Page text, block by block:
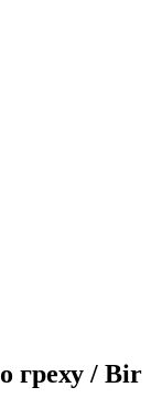
греху / Bir